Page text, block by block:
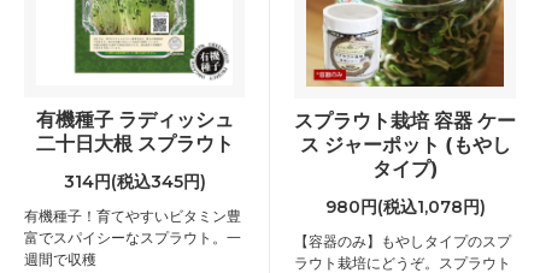
有機種子 ラディッシュ
二十日大根 スプラウト
314円(税込345円)
有機種子！育てやすいビタミン豊
富でスパイシーなスプラウト。一
週間で収穫
スプラウト栽培 容器 ケー
ス ジャーポット (もやし
タイプ)
980円(税込1,078円)
【容器のみ】もやしタイプのスプ
ラウト栽培にどうぞ。スプラウト